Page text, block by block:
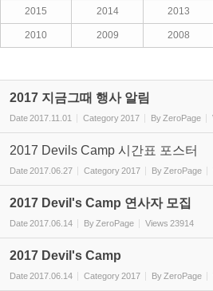
2015 2014 2013
2010 2009 2008
2017 지금그때 행사 알림
Date2017.11.01 Category2017 By ZeroPage
2017 Devils Camp 시간표 포스터
Date2017.06.27 Category2017 By ZeroPage
2017 Devil's Camp 연사자 모집
Date2017.06.14 By ZeroPage Views 23914
2017 Devil's Camp
Date2017.06.14 Category2017 By ZeroPage